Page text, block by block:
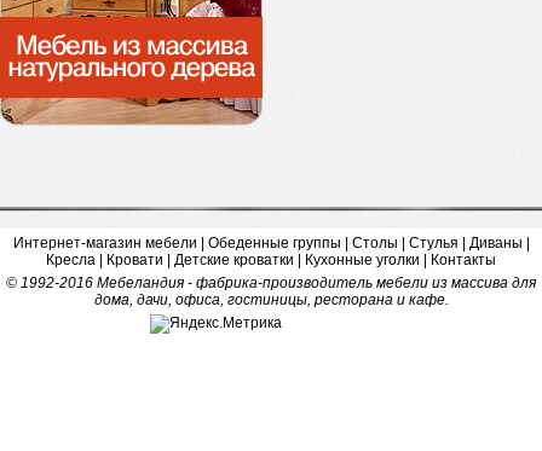
Интернет-магазин мебели Обеденные группы Столы Стулья Диваны
Кресла
Кровати Детские кроватки Кухонные уголки
Контакты
© 1992-2016 Мебеландия - фабрика-производитель мебели из массива для
дома, дачи, офиса, гостиницы, ресторана и кафе.